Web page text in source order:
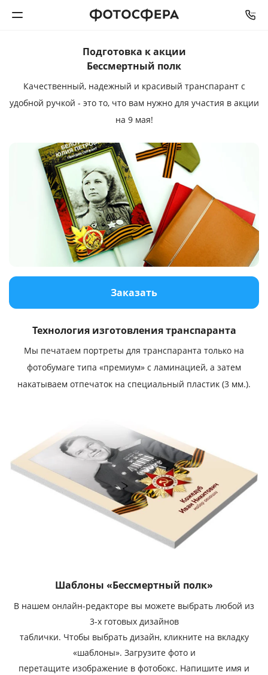
Фотокниги
Интерьерная печать
Фотоподарки
Багетная мастерская
Услуги и сервис
Подготовка к акции
Бессмертный полк
Качественный, надежный и красивый транспарант с
удобной ручкой - это то, что вам нужно для участия в акции
на 9 мая!
Заказать
Технология изготовления транспаранта
Мы печатаем портреты для транспаранта только на
фотобумаге типа «премиум» с ламинацией, а затем
накатываем отпечаток на специальный пластик (3 мм.).
Шаблоны «Бессмертный полк»
В нашем онлайн-редакторе вы можете выбрать любой из
3-х готовых дизайнов
таблички. Чтобы выбрать дизайн, кликните на вкладку
«шаблоны». Загрузите фото и
перетащите изображение в фотобокс. Напишите имя и